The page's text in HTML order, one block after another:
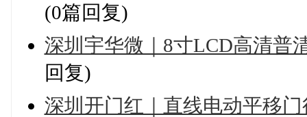
(0篇回复)
深圳宇华微｜8寸LCD高清普
回复)
深圳开门红｜直线电动平移